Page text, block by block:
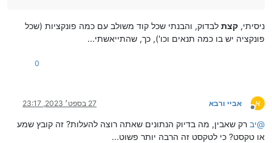
ניסיתי, קצת לבדוק, והבנתי שכל קוד משולב עם כמה פונקציות (שכל
פונקציה יש בו כמה תנאים וכו'), כך, שהתייאשתי...
0
א
מנותק
אביי ורבא 27 בספט׳ 2023, 23:17
@יב רק שאבין, מה בדיוק הנתונים שאתה רוצה להעלות? זה קובץ שמע
או טקסט? כי לטקסט זה הרבה יותר פשוט...